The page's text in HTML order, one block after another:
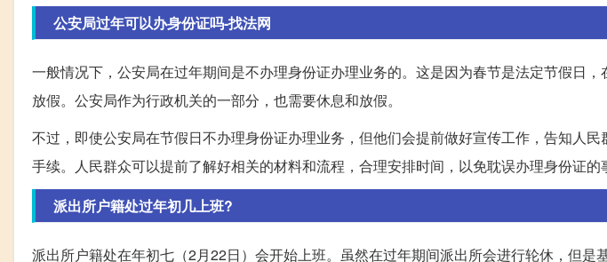
公安局过年可以办身份证吗-找法网
一般情况下，公安局在过年期间是不办理身份证办理业务的。这是因为春节是法定节假日
放假。公安局作为行政机关的一部分，也需要休息和放假。
不过，即使公安局在节假日不办理身份证办理业务，但他们会提前做好宣传工作，告知人
手续。人民群众可以提前了解好相关的材料和流程，合理安排时间，以免耽误办理身份证的
派出所户籍处过年初几上班?
派出所户籍处在年初七（2月22日）会开始上班。虽然在过年期间派出所会进行轮休，但是